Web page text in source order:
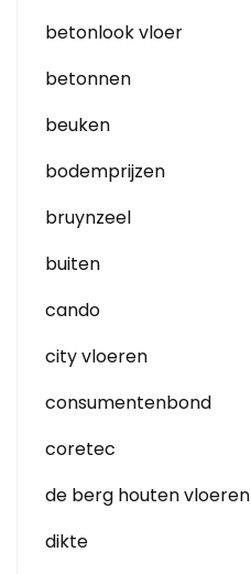
betonlook vloer
betonnen
beuken
bodemprijzen
bruynzeel
buiten
cando
city vloeren
consumentenbond
coretec
de berg houten vloeren
dikte